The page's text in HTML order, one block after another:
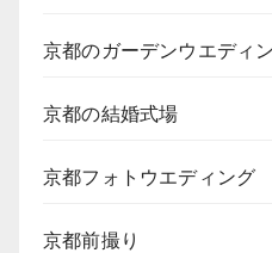
京都のガーデンウエディ
京都の結婚式場
京都フォトウエディング
京都前撮り